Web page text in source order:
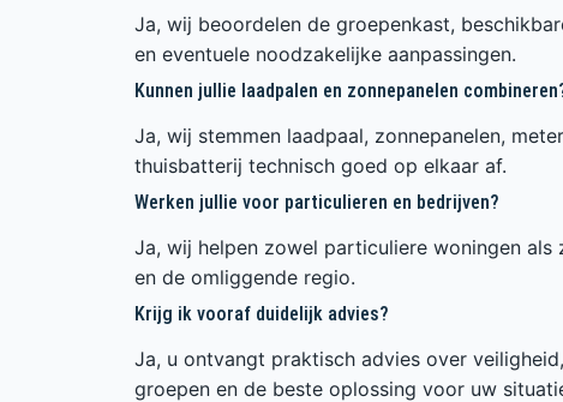
Ja, wij beoordelen de groepenkast,
en eventuele noodzakelijke aanpassingen.
Kunnen jullie laadpalen en zonnepanelen
Ja, wij stemmen laadpaal, zonnepanelen,
thuisbatterij technisch goed op elkaar af.
Werken jullie voor particulieren en bedrijven?
Ja, wij helpen zowel particuliere woningen als
en de omliggende regio.
Krijg ik vooraf duidelijk advies?
Ja, u ontvangt praktisch advies over
groepen en de beste oplossing voor uw